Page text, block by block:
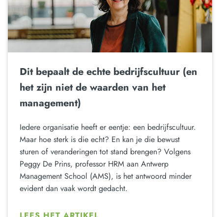
Dit bepaalt de echte bedrijfscultuur (en
het zijn niet de waarden van het
management)
Iedere organisatie heeft er eentje: een bedrijfscultuur.
Maar hoe sterk is die echt? En kan je die bewust
sturen of veranderingen tot stand brengen? Volgens
Peggy De Prins, professor HRM aan Antwerp
Management School (AMS), is het antwoord minder
evident dan vaak wordt gedacht.